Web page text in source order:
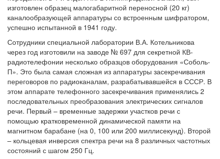
изготовлен образец малогабаритной переносной (20 кг)
каналообразующей аппаратуры со встроенным шифратором,
успешно испытанной в 1941 году.
Сотрудники специальной лаборатории В.А. Котельникова
через год изготовили на заводе № 697 для секретной КВ-
радиотелефонии несколько образцов оборудования «Соболь-
П». Это была самая сложная из аппаратуры засекречивания
переговоров по радиоканалам, разрабатывавшейся в СССР. В
этом аппарате телефонного засекречивания применялись 2
последовательных преобразования электрических сигналов
речи. Первый – временные задержки участков речи с
помощью кратковременной динамической памяти на
магнитном барабане (на 0, 100 или 200 миллисекунд). Второй
– кольцевая инверсия спектра речи на 8 различных частотных
состояний с шагом 250 Гц.